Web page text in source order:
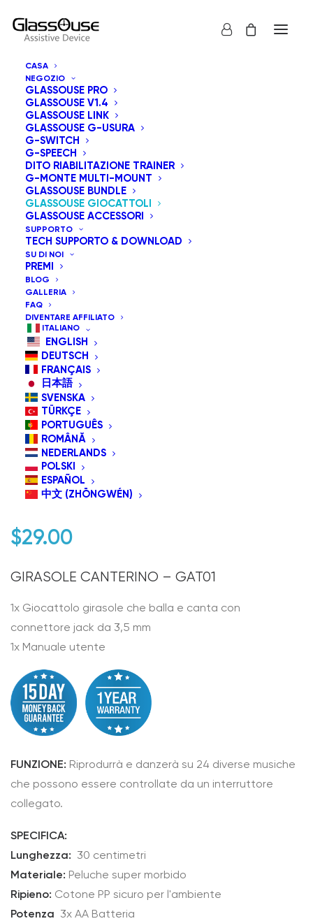
CASA
NEGOZIO
GLASSOUSE PRO
GLASSOUSE V1.4
GLASSOUSE LINK
GLASSOUSE G-USURA
G-SWITCH
G-SPEECH
DITO RIABILITAZIONE TRAINER
G-MONTE MULTI-MOUNT
GLASSOUSE BUNDLE
GLASSOUSE GIOCATTOLI
GLASSOUSE ACCESSORI
SUPPORTO
TECH SUPPORTO & DOWNLOAD
SU DI NOI
PREMI
BLOG
GALLERIA
FAQ
DIVENTARE AFFILIATO
ITALIANO
ENGLISH
DEUTSCH
FRANÇAIS
日本語
SVENSKA
TÜRKÇE
PORTUGUÊS
ROMÂNĂ
NEDERLANDS
POLSKI
ESPAÑOL
中文 (ZHŌNGWÉN)
GAT01 Giraffa Canterina
e Danzante
$29.00
GIRASOLE CANTERINO – GAT01
1x Giocattolo girasole che balla e canta con
connettore jack da 3,5 mm
1x Manuale utente
FUNZIONE: Riprodurrà e danzerà su 24 diverse musiche
che possono essere controllate da un interruttore
collegato.
SPECIFICA:
Lunghezza: 30 centimetri
Materiale: Peluche super morbido
Ripieno: Cotone PP sicuro per l'ambiente
Potenza 3x AA Batteria